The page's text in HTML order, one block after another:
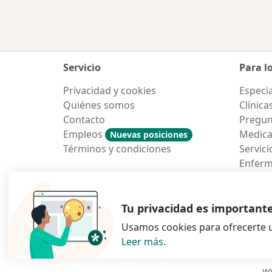
Servicio
Privacidad y cookies
Quiénes somos
Contacto
Empleos
Nuevas posiciones
Términos y condiciones
Para
Polska
Tu privacidad es
Usamos cookies para ofrecerte
Leer más.